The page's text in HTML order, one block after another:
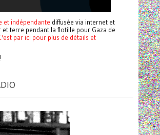
et indépendante diffusée via internet et
et terre pendant la flotille pour Gaza de
par ici pour plus de détails et
!